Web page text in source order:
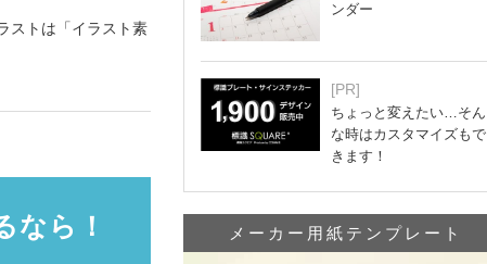
ストは「イラスト素
なら！
ンダー
[PR]
ちょっと変えたい…そん
な時はカスタマイズもで
きます！
メーカー用紙テンプレート